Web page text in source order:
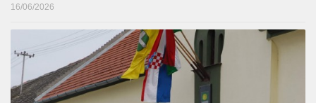
16/06/2026